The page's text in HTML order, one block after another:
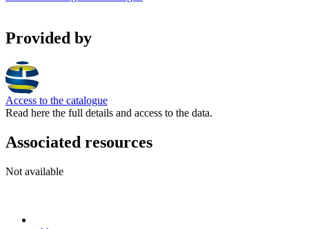
Provided by
Access to the catalogue
Read here the full details and access to the data.
Associated resources
Not available